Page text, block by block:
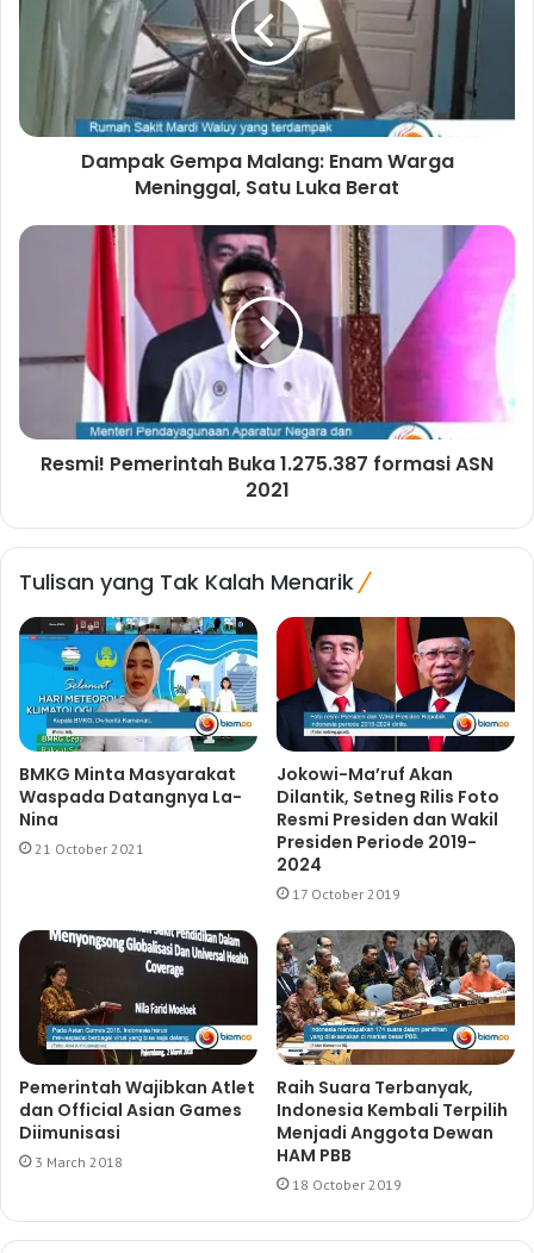
e
o
k
e
r
r
a
Dampak Gempa Malang: Enam Warga
Meninggal, Satu Luka Berat
Resmi! Pemerintah Buka 1.275.387 formasi ASN
2021
Tulisan yang Tak Kalah Menarik
BMKG Minta Masyarakat
Waspada Datangnya La-
Nina
21 October 2021
Jokowi-Ma’ruf Akan
Dilantik, Setneg Rilis Foto
Resmi Presiden dan Wakil
Presiden Periode 2019-
2024
17 October 2019
Pemerintah Wajibkan Atlet
dan Official Asian Games
Diimunisasi
3 March 2018
Raih Suara Terbanyak,
Indonesia Kembali Terpilih
Menjadi Anggota Dewan
HAM PBB
18 October 2019